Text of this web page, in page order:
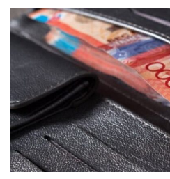
at
s
A
p
p
c
e
b
o
o
k
tt
er
n
o
kl
a
ss
ni
ki